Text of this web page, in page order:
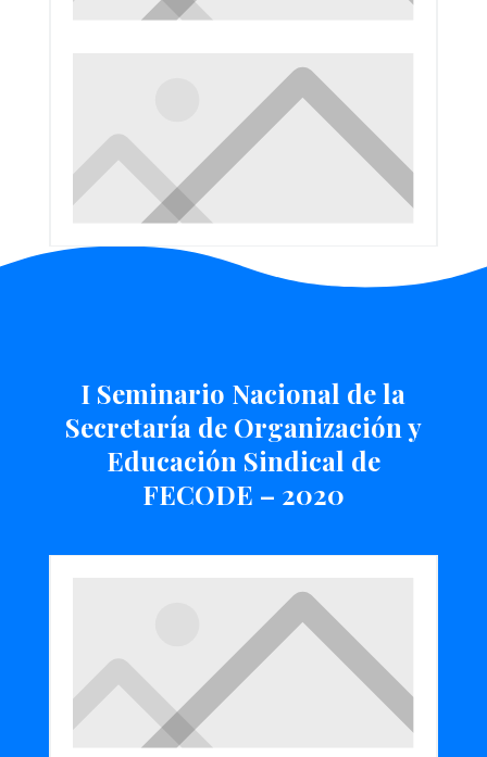
I Seminario Nacional de la
Secretaría de Organización y
Educación Sindical de
FECODE – 2020